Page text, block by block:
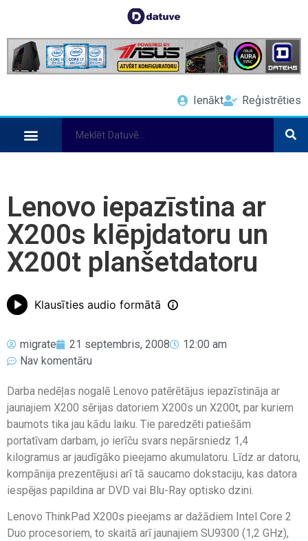
Ienākt Reģistrēties
Lenovo iepazīstina ar
X200s klēpjdatoru un
X200t planšetdatoru
Klausīties audio formātā
migrate 21 septembris, 2008
12:00 am
Nav komentāru
Darba nedēļas nogalē Lenovo patērētājus iepazīstināja ar
jaunajiem X200 sērijas datoriem X200s un X200t, par kuriem
baumots tika jau kādu laiku. Tie paredzēti patiešām
portatīvam darbam, jo ierīču svars nepārsniedz 1,4
kilogramus ar jaudīgāko pieejamo akumulatoru. Līdz ar datoru,
kompānija prezentējusi arī tā saucamo dokstaciju, kas datora
iespējas papildina ar DVD vai Blu-Ray optisko dzini.
Lenovo ThinkPad X200s pieejams ar dažādiem Intel Core 2
Duo procesoriem, to skaitā arī jaunajiem SU9300 (1,2 GHz),